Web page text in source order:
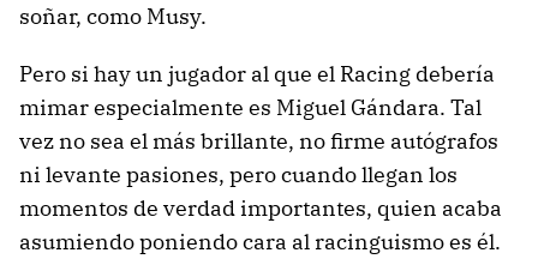
soñar, como Musy.
Pero si hay un jugador al que el Racing debería
mimar especialmente es Miguel Gándara. Tal
vez no sea el más brillante, no firme autógrafos
ni levante pasiones, pero cuando llegan los
momentos de verdad importantes, quien acaba
asumiendo poniendo cara al racinguismo es él.